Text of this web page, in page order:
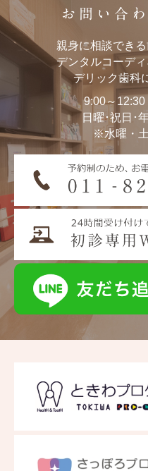
お問い合
親身に相談でき
デンタルコーディ
デリック歯科
9:00～
日曜･祝日･
※水曜・